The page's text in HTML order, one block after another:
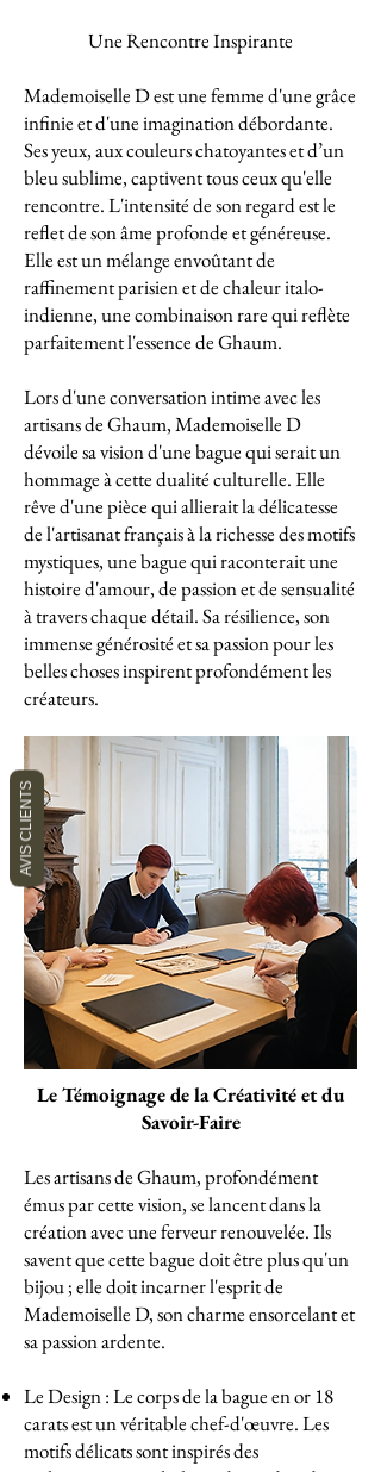
Une Rencontre Inspirante
Mademoiselle D est une femme d'une grâce
infinie et d'une imagination débordante.
Ses yeux, aux couleurs chatoyantes et d’un
bleu sublime, captivent tous ceux qu'elle
rencontre. L'intensité de son regard est le
reflet de son âme profonde et généreuse.
Elle est un mélange envoûtant de
raffinement parisien et de chaleur italo-
indienne, une combinaison rare qui reflète
parfaitement l'essence de Ghaum.
Lors d'une conversation intime avec les
artisans de Ghaum, Mademoiselle D
dévoile sa vision d'une bague qui serait un
hommage à cette dualité culturelle. Elle
rêve d'une pièce qui allierait la délicatesse
de l'artisanat français à la richesse des motifs
mystiques, une bague qui raconterait une
histoire d'amour, de passion et de sensualité
à travers chaque détail. Sa résilience, son
immense générosité et sa passion pour les
belles choses inspirent profondément les
créateurs.
Le Témoignage de la Créativité et du
Savoir-Faire
Les artisans de Ghaum, profondément
émus par cette vision, se lancent dans la
création avec une ferveur renouvelée. Ils
savent que cette bague doit être plus qu'un
bijou ; elle doit incarner l'esprit de
Mademoiselle D, son charme ensorcelant et
sa passion ardente.
Le Design : Le corps de la bague en or 18
carats est un véritable chef-d'œuvre. Les
motifs délicats sont inspirés des
AVIS CLIENTS